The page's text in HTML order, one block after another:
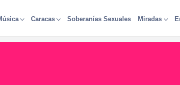
Caracas Soberanías Sexuales Miradas